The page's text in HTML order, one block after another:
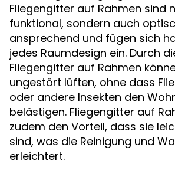
Fliegengitter auf Rahmen sind
funktional, sondern auch
ansprechend und fügen sich
jedes Raumdesign ein. Durch
Fliegengitter auf Rahmen
ungestört lüften, ohne dass
oder andere Insekten den
belästigen. Fliegengitter auf
zudem den Vorteil, dass sie
sind, was die Reinigung und
erleichtert.